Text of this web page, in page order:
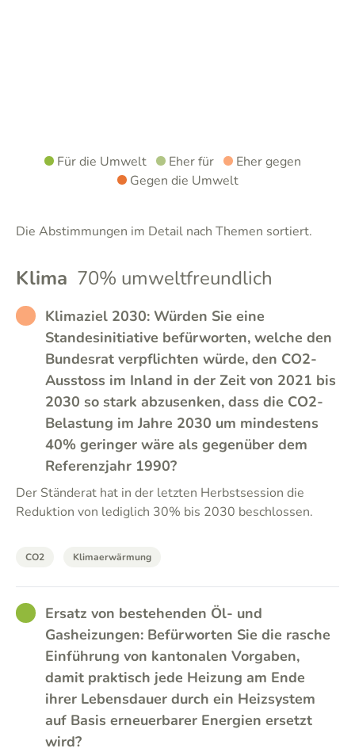
Für die Umwelt Eher für
Eher gegen
Gegen die Umwelt
Die Abstimmungen im Detail nach Themen sortiert.
Klima 70% umweltfreundlich
RATHER_BAD
Klimaziel 2030: Würden Sie eine
Standesinitiative befürworten, welche den
Bundesrat verpflichten würde, den CO2-
Ausstoss im Inland in der Zeit von 2021 bis
2030 so stark abzusenken, dass die CO2-
Belastung im Jahre 2030 um mindestens
40% geringer wäre als gegenüber dem
Referenzjahr 1990?
Der Ständerat hat in der letzten Herbstsession die
Reduktion von lediglich 30% bis 2030 beschlossen.
CO2 Klimaerwärmung
GOODErsatz von bestehenden Öl- und
Gasheizungen: Befürworten Sie die rasche
Einführung von kantonalen Vorgaben,
damit praktisch jede Heizung am Ende
ihrer Lebensdauer durch ein Heizsystem
auf Basis erneuerbarer Energien ersetzt
wird?